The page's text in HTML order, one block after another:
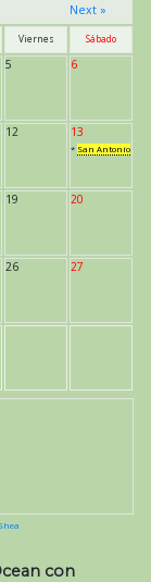
Next »
Viernes Sábado
5 6
12 13
* San Antonio
19 20
26 27
con